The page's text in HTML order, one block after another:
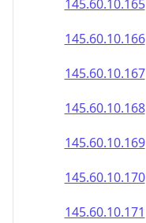
145.60.10.165
145.60.10.166
145.60.10.167
145.60.10.168
145.60.10.169
145.60.10.170
145.60.10.171